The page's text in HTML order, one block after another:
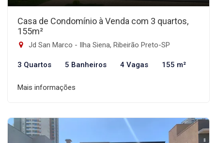
Casa de Condomínio à Venda com 3 quartos,
155m²
Jd San Marco - Ilha Siena, Ribeirão Preto-SP
3 Quartos 5 Banheiros 4 Vagas 155 m²
Mais informações